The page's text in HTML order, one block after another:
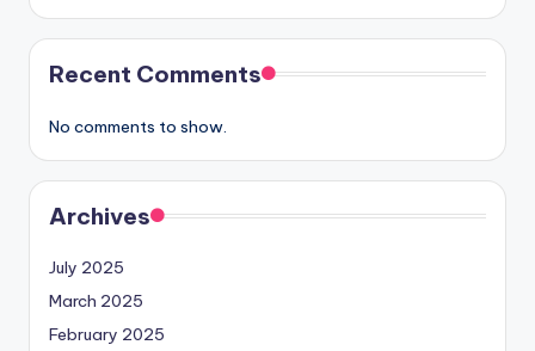
Recent Comments
No comments to show.
Archives
July 2025
March 2025
February 2025